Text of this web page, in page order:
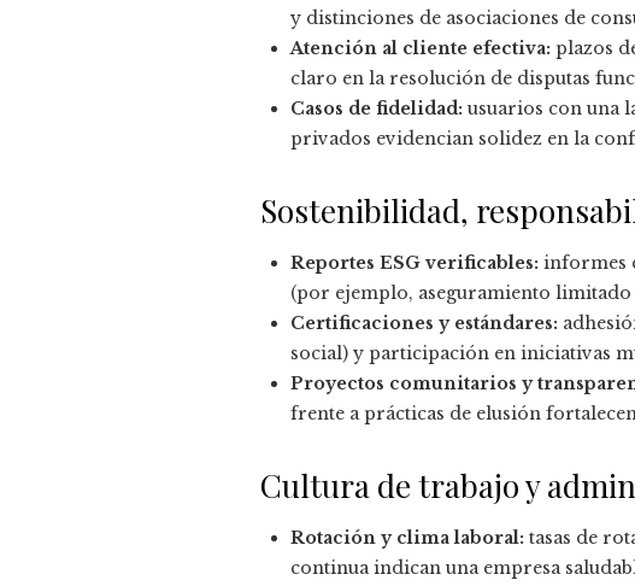
y distinciones de asociaciones de
Atención al cliente efectiva: plazos
claro en la resolución de disputas
Casos de fidelidad: usuarios con una
privados evidencian solidez en la
Sostenibilidad,
Reportes ESG verificables: informes
(por ejemplo, aseguramiento
Certificaciones y estándares:
social) y participación en iniciativas
Proyectos comunitarios y
frente a prácticas de elusión
Cultura de trabajo y
Rotación y clima laboral: tasas de
continua indican una empresa